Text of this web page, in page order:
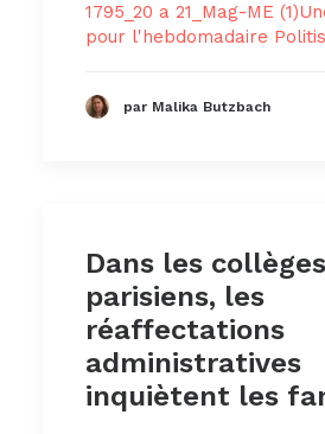
1795_20 a 21_Mag-ME (1)
pour l'hebdomadaire Politis
par Malika Butzbach
Dans les collèges
parisiens, les
réaffectations
administratives
inquiètent les